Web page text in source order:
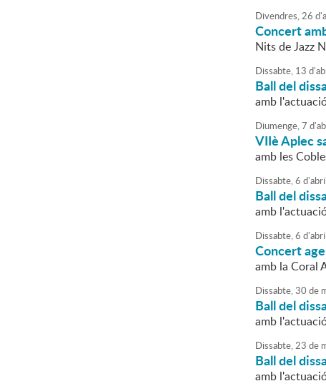
Divendres,26 d'
Concert
Nits de Jazz
Dissabte, 13 d'
Ball del
amb
Diumenge,7 d'
VIIè Aplec
amb les
Dissabte,6 d'abril
Ball del
amb
Dissabte,6 d'abril
Concert
amb la Coral
Dissabte,30 de
Ball del
amb
Dissabte,23 de
Ball del
amb